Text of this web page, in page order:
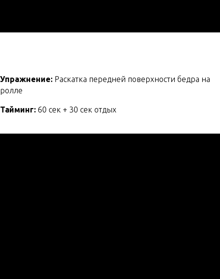
Упражнение: Раскатка передней поверхности бедра на
ролле
Тайминг: 60 сек + 30 сек отдых